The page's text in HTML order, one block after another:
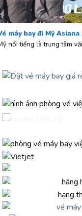
máy bay đi Mỹ
nổi tiếng là trung tâm